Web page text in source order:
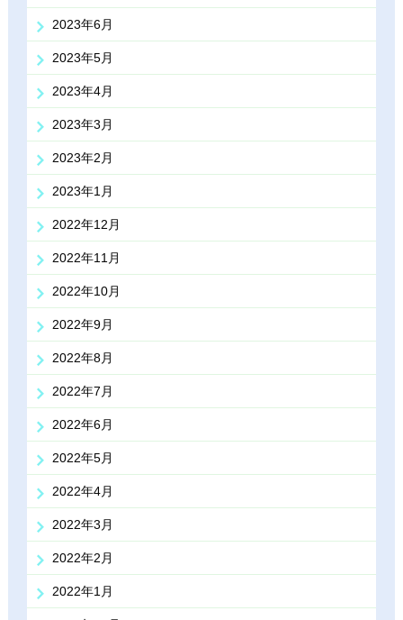
2023年6月
2023年5月
2023年4月
2023年3月
2023年2月
2023年1月
2022年12月
2022年11月
2022年10月
2022年9月
2022年8月
2022年7月
2022年6月
2022年5月
2022年4月
2022年3月
2022年2月
2022年1月